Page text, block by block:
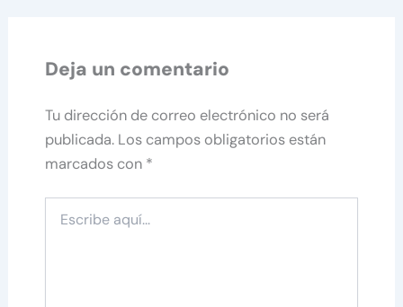
Deja un comentario
Tu dirección de correo electrónico no será
publicada. Los campos obligatorios están
marcados con *
aquí...